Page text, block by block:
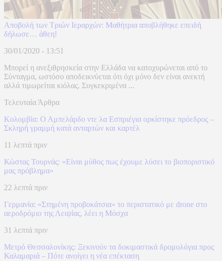
Αποβολή των Τριών Ιεραρχών: Μαθήτρια αποβλήθηκε επειδή
δήλωσε… άθεη!
30/01/2020 - 13:51
Μπορεί η ανεξιθρησκεία στην Ελλάδα να κατοχυρώνεται από το
Σύνταγμα, ωστόσο αποδεικνύεται ότι όχι μόνο δεν είναι ανεκτή
αλλά τιμωρείται κιόλας. Συγκεκριμένα ...
Τελευταία Άρθρα
Κολομβία: Ο Αμπελάρδο ντε λα Εσπριέγια ορκίστηκε πρόεδρος –
Σκληρή γραμμή κατά ανταρτών και καρτέλ
11 λεπτά πριν
Κώστας Τουρνάς: «Είναι μύθος πως έχουμε λύσει το βιοποριστικό
μας πρόβλημα»
22 λεπτά πριν
Γερμανία: «Στημένη προβοκάτσια» το περιστατικό με drone στο
αεροδρόμιο της Λειψίας, λέει η Μόσχα
31 λεπτά πριν
Μετρό Θεσσαλονίκης: Ξεκινούν τα δοκιμαστικά δρομολόγια προς
Καλαμαριά – Πότε ανοίγει η νέα επέκταση